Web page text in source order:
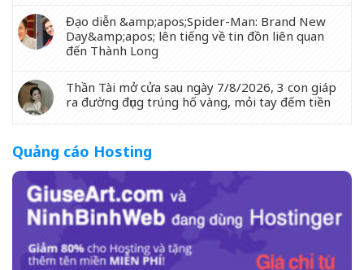
Đạo diễn &amp;apos;Spider-Man: Brand New
Day&amp;apos; lên tiếng về tin đồn liên quan
đến Thành Long
Thần Tài mở cửa sau ngày 7/8/2026, 3 con giáp
ra đường đụng trúng hố vàng, mỏi tay đếm tiền
Quảng cáo Hosting